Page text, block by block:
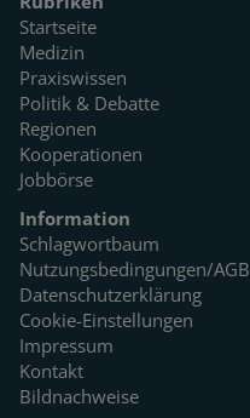
Startseite
Medizin
Praxiswissen
Politik & Debatte
Regionen
Kooperationen
Jobbörse
Information
Schlagwortbaum
Nutzungsbedingungen/AGB
Datenschutzerklärung
Cookie-Einstellungen
Impressum
Kontakt
Bildnachweise